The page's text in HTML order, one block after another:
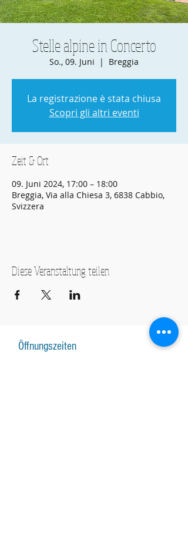
Stelle alpine in Concerto
So., 09. Juni
  |
Breggia
La registrazione è stata chiusa
Scopri gli altri eventi
Zeit & Ort
09. Juni 2024, 17:00 – 18:00
Breggia, Via alla Chiesa 3, 6838 Cabbio,
Svizzera
Diese Veranstaltung teilen
Öffnungszeiten